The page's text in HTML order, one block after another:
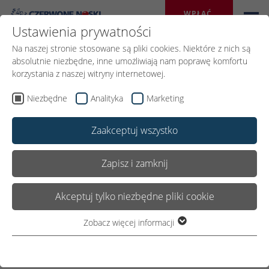
WPŁAĆ
Ustawienia prywatności
Na naszej stronie stosowane są pliki cookies. Niektóre z nich są
absolutnie niezbędne, inne umożliwiają nam poprawę komfortu
korzystania z naszej witryny internetowej.
Niezbędne Analityka Marketing
Zaakceptuj wszystko
Zapisz i zamknij
Akceptuj tylko niezbędne pliki cookie
Zobacz więcej informacji